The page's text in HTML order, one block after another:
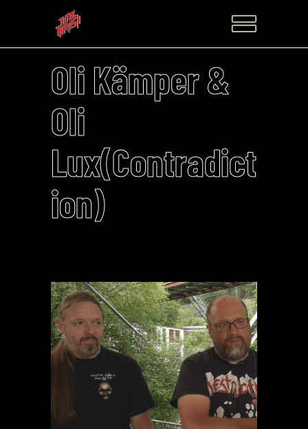
Oli Kämper &
Oli
Lux(Contradict
ion)